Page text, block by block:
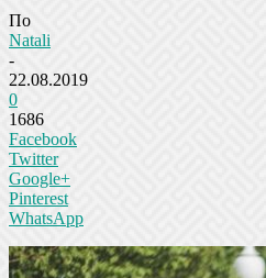
По
Natali
-
22.08.2019
0
1686
Facebook
Twitter
Google+
Pinterest
WhatsApp